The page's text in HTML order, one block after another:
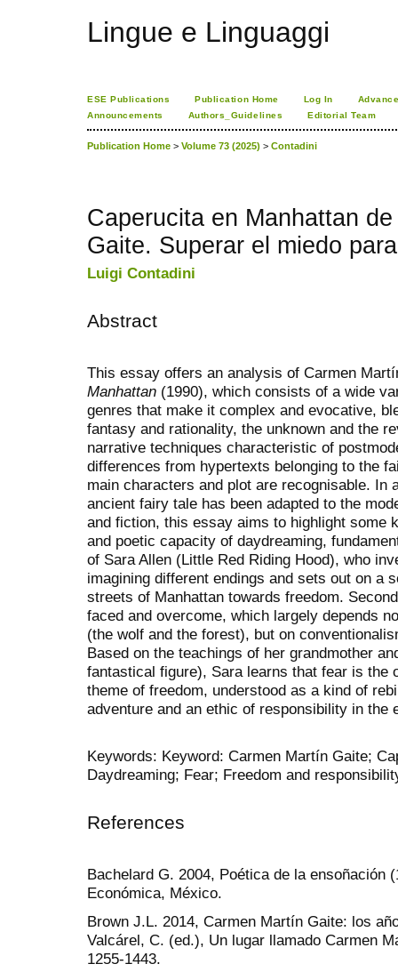
Lingue e Linguaggi
ESE Publications Publication Home Log In
Announcements
Authors_Guidelines Editorial Team
Publication Home > Volume 73 (2025) > Contadini
Caperucita en Manhattan
Gaite. Superar el miedo
Luigi Contadini
Abstract
This essay offers an analysis of Carmen
Manhattan (1990), which consists of a wide
genres that make it complex and evocative,
fantasy and rationality, the unknown and the
narrative techniques characteristic of
differences from hypertexts belonging to the
main characters and plot are recognisable. In
ancient fairy tale has been adapted to the
and fiction, this essay aims to highlight some
and poetic capacity of daydreaming,
of Sara Allen (Little Red Riding Hood), who
imagining different endings and sets out on a
streets of Manhattan towards freedom.
faced and overcome, which largely depends
(the wolf and the forest), but on
Based on the teachings of her grandmother
fantastical figure), Sara learns that fear is the
theme of freedom, understood as a kind of
adventure and an ethic of responsibility in the
Keywords: Keyword: Carmen Martín Gaite;
Daydreaming; Fear; Freedom and
References
Bachelard G. 2004, Poética de la ensoñación
Económica, México.
Brown J.L. 2014, Carmen Martín Gaite: los
Valcárel, C. (ed.), Un lugar llamado Carmen
1255-1443.